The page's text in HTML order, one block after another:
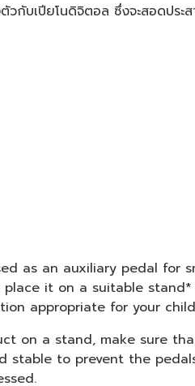
วกับเปียโนดิจิตอล ซึ่งจะสอดประ
as an auxiliary pedal for
place it on a suitable
appropriate for your
on a stand, make sure
stable to prevent the